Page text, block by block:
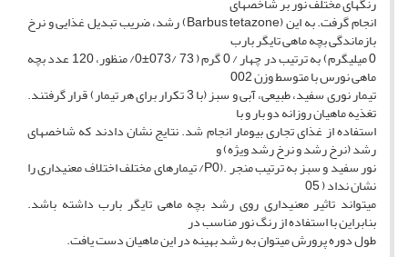
انجام گرفت. به این (Barbus tetazone) رشد، ضریب تبدیل غذایی و نرخ
بازماندگی بچه ماهی تایگر بارب
0 میلیگرم) به ترتیب در چهار / 0 گرم ( 73 /073±0/ منظور، 120 عدد بچه
ماهی نورس با متوسط وزن 002
تیمار نوری سفید، طبیعی، آبی و سبز (با 3 تکرار برای هر تیمار) قرار گرفتند.
تغذیه ماهیان روزانه دو بار و با
استفاده از غذای تجاری بیومار انجام شد. نتایج نشان دادند که شاخصهای
رشد (نرخ رشد و نرخ رشد ویژه) و
نور سفید و سبز به ترتیب منجر .(P0/ تیمارهای مختلف اختلاف معنیداری را
نشان نداد ( 05
میتواند تاثیر معنیداری روی رشد بچه ماهی تایگر بارب داشته باشد.
بنابراین با استفاده از رنگ نور مناسب در
طول دوره پرورش میتوان به رشد بهینه در این ماهیان دست یافت.